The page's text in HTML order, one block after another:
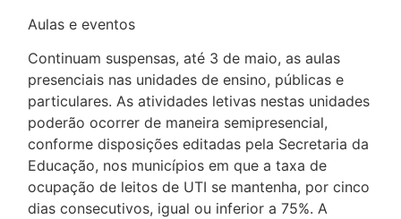
Aulas e eventos
Continuam suspensas, até 3 de maio, as aulas
presenciais nas unidades de ensino, públicas e
particulares. As atividades letivas nestas unidades
poderão ocorrer de maneira semipresencial,
conforme disposições editadas pela Secretaria da
Educação, nos municípios em que a taxa de
ocupação de leitos de UTI se mantenha, por cinco
dias consecutivos, igual ou inferior a 75%. A